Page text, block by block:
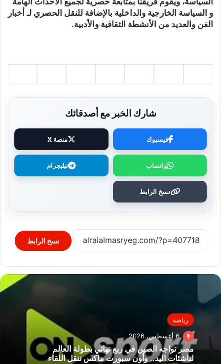
و السياسة الخارجية والداخلية بالإضافة للنقل الحصري لـ أخبار
الفن والعديد من الأنشطة الثقافية والأدبية.
شارك الخبر مع أصدقائك
فيسبوك منصة X
واتساب تيليجرام
نسخ الرابط
نسخ الرابط
رياضة
6 أغسطس، 2026
مصر تواجه الصين في ربع نهائي بطولة العالم
لناشئات اليد.. وأون سبورت ماكس تنقل اللقاء